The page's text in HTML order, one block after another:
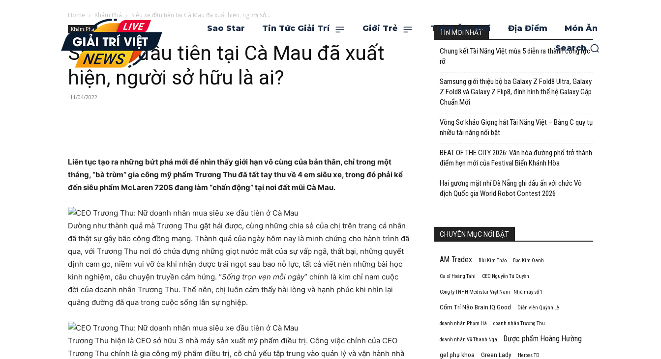
Sao Star Tin Tức Giải Trí Giới Trẻ Thích Ăn Chơi Địa Điểm Món Ăn
Search
Home Khám Phá Siêu xe đầu tiên tại Cà Mau đã xuất hiện, người sở...
Khám Phá
Siêu xe đầu tiên tại Cà Mau đã xuất
hiện, người sở hữu là ai?
11/04/2022
Liên tục tạo ra những bứt phá mới để nhìn thấy giới hạn vô cùng của bản thân, chỉ trong một
tháng, “bà trùm” gia công mỹ phẩm Trương Thu đã tất tay thu về 4 em siêu xe, trong đó phải kể
đến siêu phẩm McLaren 720S đang làm “chấn động” tại nơi đất mũi Cà Mau.
Dường như thành quả mà Trương Thu gặt hái được, cùng những chia sẻ của chị trên trang cá nhân
đã thật sự gây bão cộng đồng mạng. Thành quả của ngày hôm nay là minh chứng cho hành trình đã
qua, với Trương Thu nơi đó chứa đựng những giọt nước mắt của sự vấp ngã, thất bại, những quyết
định cam go, niềm vui vỡ òa khi nhận được trái ngọt sau bao nỗ lực, tất cả viết nên những bài học
kinh nghiệm, câu chuyện truyền cảm hứng. “Sống trọn vẹn mỗi ngày” chính là kim chỉ nam cuộc
đời của doanh nhân Trương Thu. Thế nên, chị luôn cảm thấy hài lòng và hạnh phúc khi nhìn lại
quãng đường đã qua trong cuộc sống lẫn sự nghiệp.
Trương Thu hiện là CEO sở hữu 3 nhà máy sản xuất mỹ phẩm điều trị. Công việc chính của CEO
Trương Thu chính là gia công mỹ phẩm điều trị, cô chủ yếu tập trung vào quản lý và vận hành nhà
TIN MỚI NHẤT
Chung kết Tài Năng Việt mùa 5 diễn ra thành công rực
rỡ
Samsung giới thiệu bộ ba Galaxy Z Fold8 Ultra, Galaxy
Z Fold8 và Galaxy Z Flip8, định hình thế hệ Galaxy Gập
Chuẩn Mới
Vòng Sơ khảo Giọng hát Tài Năng Việt – Bảng C quy tụ
nhiều tài năng nổi bật
BEAT OF THE CITY 2026: Văn hóa đường phố trở thành
điểm hẹn mới của Festival Biển Khánh Hòa
Hai gương mặt nhí Đà Nẵng ghi dấu ấn với chức Vô
địch Quốc gia World Robot Contest 2026
CHUYÊN MỤC NỔI BẬT
AM Tradex Bùi Kim Thảo Bạc Kim Oanh
Ca sĩ Hoàng Tahi CEO Nguyễn Tú Quyên
Công ty TNHH Medistar Việt Nam - Nhà máy số 1
Cốm Trí Não Brain IQ Good Diễn viên Quỳnh Lê
doanh nhân Phạm Hà doanh nhân Trương Thu
doanh nhân Vũ Thanh Nga Dược phẩm Hoàng Hường
gel phụ khoa Green Lady Heroes TD